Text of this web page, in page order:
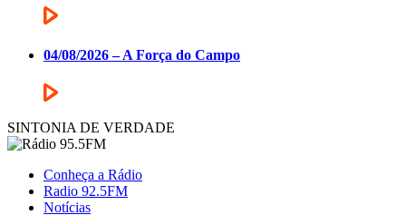
04/08/2026 – A Força do Campo
SINTONIA DE VERDADE
Conheça a Rádio
Radio 92.5FM
Notícias